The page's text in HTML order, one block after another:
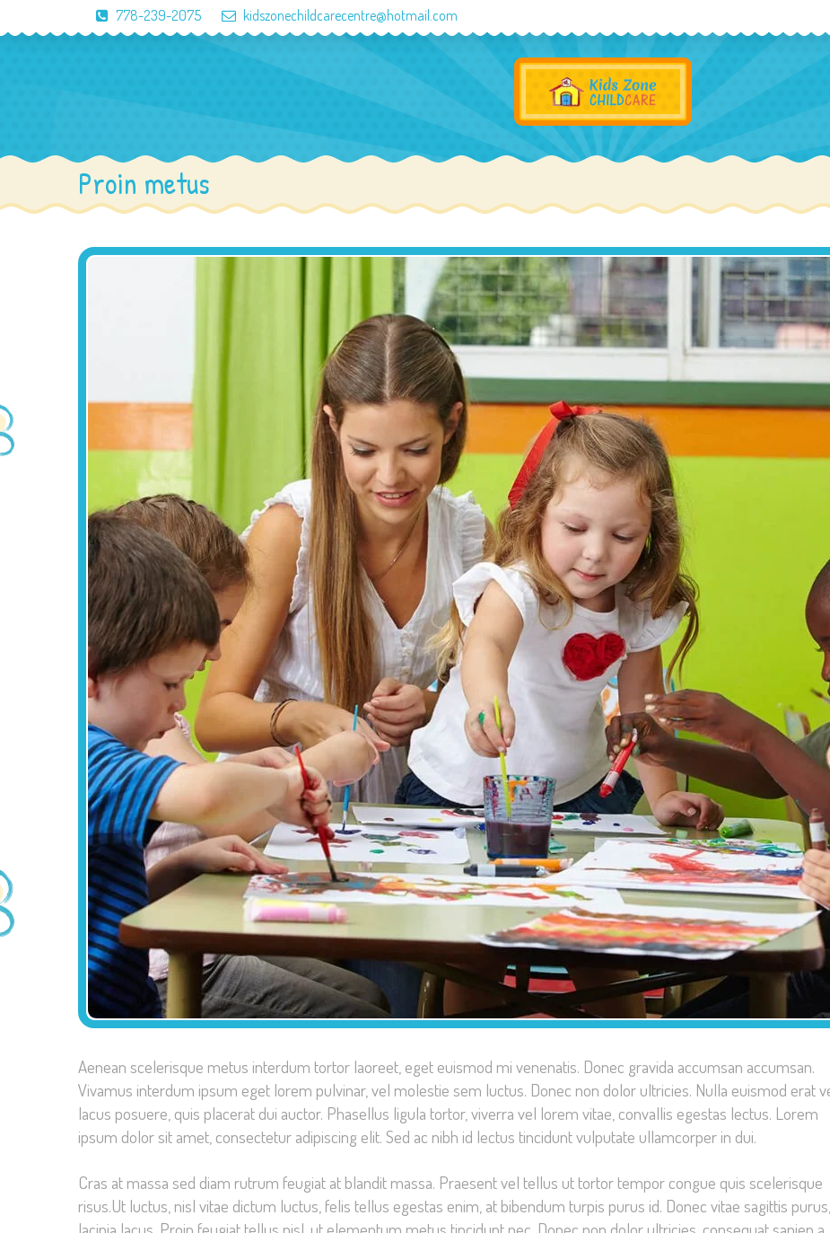
778-239-2075 kidszonechildcarecentre@hotmail.com
Proin metus
Aenean scelerisque metus interdum tortor laoreet, eget euismod mi venenatis. Donec gravida accumsan accumsan.
Vivamus interdum ipsum eget lorem pulvinar, vel molestie sem luctus. Donec non dolor ultricies. Nulla euismod erat
lacus posuere, quis placerat dui auctor. Phasellus ligula tortor, viverra vel lorem vitae, convallis egestas lectus. Lorem
ipsum dolor sit amet, consectetur adipiscing elit. Sed ac nibh id lectus tincidunt vulputate ullamcorper in dui.
Cras at massa sed diam rutrum feugiat at blandit massa. Praesent vel tellus ut tortor tempor congue quis scelerisque
risus.Ut luctus, nisl vitae dictum luctus, felis tellus egestas enim, at bibendum turpis purus id. Donec vitae sagittis